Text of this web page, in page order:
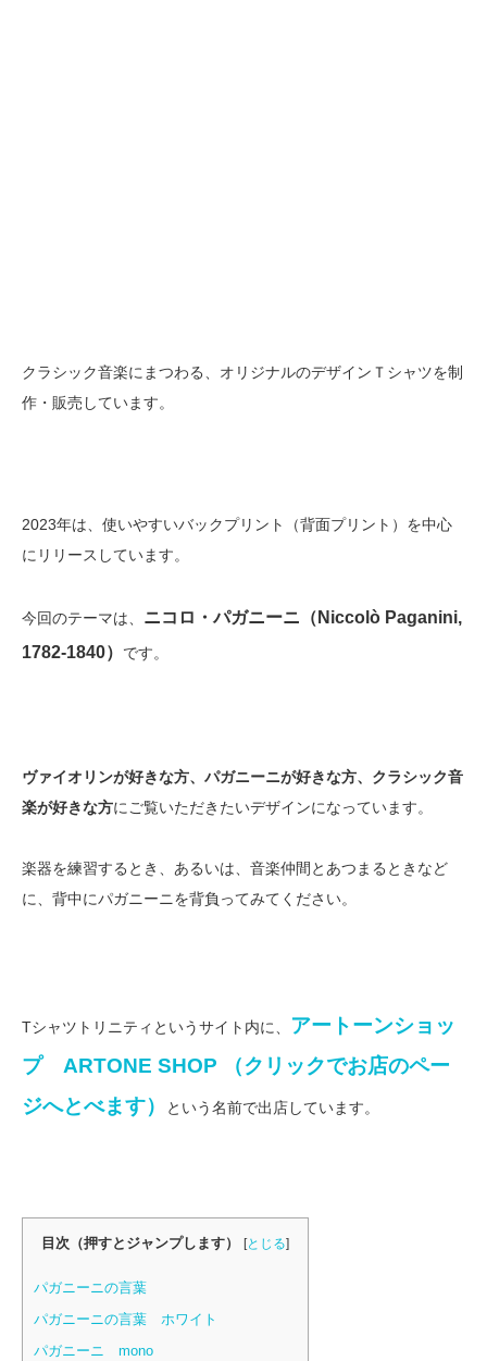
クラシック音楽にまつわる、オリジナルのデザインＴシャツを制
作・販売しています。
2023年は、使いやすいバックプリント（背面プリント）を中心
にリリースしています。
今回のテーマは、 ニコロ・パガニーニ（Niccolò Paganini,
1782-1840） です。
ヴァイオリンが好きな方、パガニーニが好きな方、クラシック音
楽が好きな方にご覧いただきたいデザインになっています。
楽器を練習するとき、あるいは、音楽仲間とあつまるときなど
に、背中にパガニーニを背負ってみてください。
Tシャツトリニティというサイト内に、 アートーンショッ
プ ARTONE SHOP （クリックでお店のペー
ジへとべます）
という名前で出店しています。
目次（押すとジャンプします） [とじる]
パガニーニの言葉
パガニーニの言葉 ホワイト
パガニーニ mono